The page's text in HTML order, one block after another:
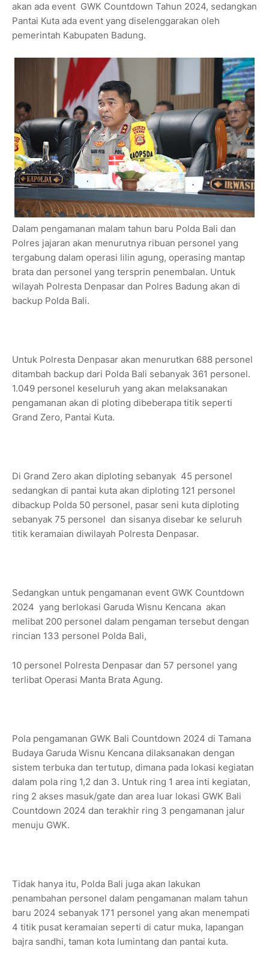
akan ada event GWK Countdown Tahun 2024, sedangkan
Pantai Kuta ada event yang diselenggarakan oleh
pemerintah Kabupaten Badung.
Dalam pengamanan malam tahun baru Polda Bali dan
Polres jajaran akan menurutnya ribuan personel yang
tergabung dalam operasi lilin agung, operasing mantap
brata dan personel yang tersprin penembalan. Untuk
wilayah Polresta Denpasar dan Polres Badung akan di
backup Polda Bali.
Untuk Polresta Denpasar akan menurutkan 688 personel
ditambah backup dari Polda Bali sebanyak 361 personel.
1.049 personel keseluruh yang akan melaksanakan
pengamanan akan di ploting dibeberapa titik seperti
Grand Zero, Pantai Kuta.
Di Grand Zero akan diploting sebanyak 45 personel
sedangkan di pantai kuta akan diploting 121 personel
dibackup Polda 50 personel, pasar seni kuta diploting
sebanyak 75 personel dan sisanya disebar ke seluruh
titik keramaian diwilayah Polresta Denpasar.
Sedangkan untuk pengamanan event GWK Countdown
2024 yang berlokasi Garuda Wisnu Kencana akan
melibat 200 personel dalam pengaman tersebut dengan
rincian 133 personel Polda Bali,
10 personel Polresta Denpasar dan 57 personel yang
terlibat Operasi Manta Brata Agung.
Pola pengamanan GWK Bali Countdown 2024 di Tamana
Budaya Garuda Wisnu Kencana dilaksanakan dengan
sistem terbuka dan tertutup, dimana pada lokasi kegiatan
dalam pola ring 1,2 dan 3. Untuk ring 1 area inti kegiatan,
ring 2 akses masuk/gate dan area luar lokasi GWK Bali
Countdown 2024 dan terakhir ring 3 pengamanan jalur
menuju GWK.
Tidak hanya itu, Polda Bali juga akan lakukan
penambahan personel dalam pengamanan malam tahun
baru 2024 sebanyak 171 personel yang akan menempati
4 titik pusat keramaian seperti di catur muka, lapangan
bajra sandhi, taman kota lumintang dan pantai kuta.